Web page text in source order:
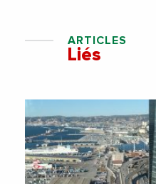
ARTICLES
Liés